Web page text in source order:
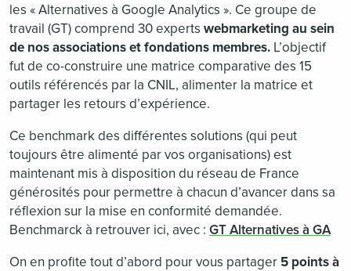
les « Alternatives à Google Analytics ». Ce groupe de
travail (GT) comprend 30 experts webmarketing au sein
de nos associations et fondations membres. L’objectif
fut de co-construire une matrice comparative des 15
outils référencés par la CNIL, alimenter la matrice et
partager les retours d’expérience.
Ce benchmark des différentes solutions (qui peut
toujours être alimenté par vos organisations) est
maintenant mis à disposition du réseau de France
générosités pour permettre à chacun d’avancer dans sa
réflexion sur la mise en conformité demandée.
Benchmarck à retrouver ici, avec : GT Alternatives à GA
On en profite tout d’abord pour vous partager 5 points à